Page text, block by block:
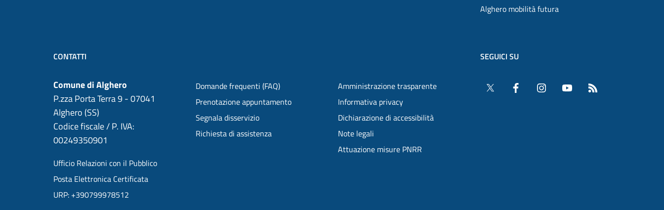
Alghero mobilità futura
CONTATTI
Comune di Alghero
P.zza Porta Terra 9 - 07041
Alghero (SS)
Codice fiscale / P. IVA:
00249350901
Ufficio Relazioni con il Pubblico
Posta Elettronica Certificata
URP: +390799978512
Domande frequenti (FAQ)
Prenotazione appuntamento
Segnala disservizio
Richiesta di assistenza
Amministrazione trasparente
Informativa privacy
Dichiarazione di accessibilità
Note legali
Attuazione misure PNRR
SEGUICI SU
Twitter Facebook InstagramYouTube